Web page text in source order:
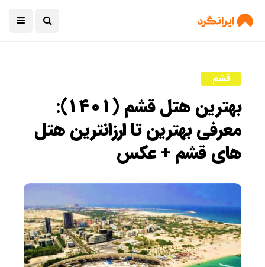
قشم
بهترین هتل قشم (۱۴۰۱):
معرفی بهترین تا ارزانترین هتل
های قشم + عکس